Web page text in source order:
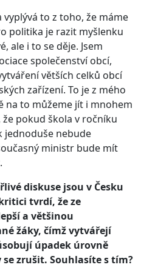
vyplývá to z toho, že máme
politika je razit myšlenku
ale i to se děje. Jsem
společenství obcí,
větších celků obcí
zařízení. To je z mého
na to můžeme jít i mnohem
pokud škola v ročníku
jednoduše nebude
ministr bude mít
diskuse jsou v Česku
tvrdí, že ze
a většinou
žáky, čímž vytvářejí
úpadek úrovně
zrušit. Souhlasíte s tím?